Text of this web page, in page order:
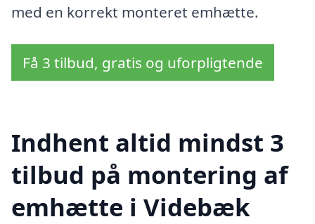
med en korrekt monteret emhætte.
Få 3 tilbud, gratis og uforpligtende
Indhent altid mindst 3
tilbud på montering af
emhætte i Videbæk